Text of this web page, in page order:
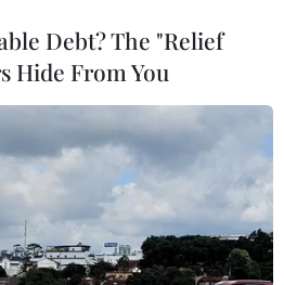
Debt? The "Relief
Hide From You